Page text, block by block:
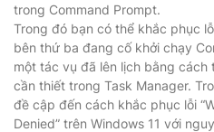
trong Command Prompt.
Trong đó bạn có thể khắc phục
bên thứ ba đang cố khởi chạy
một tác vụ đã lên lịch bằng
cần thiết trong Task Manager.
đề cập đến cách khắc phục lỗi
Denied” trên Windows 11 với